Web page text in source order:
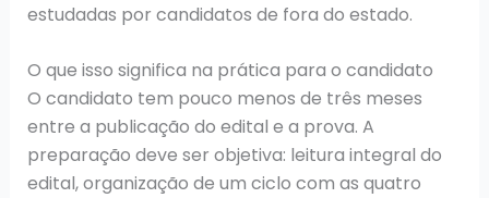
estudadas por candidatos de fora do estado.
O que isso significa na prática para o candidato
O candidato tem pouco menos de três meses
entre a publicação do edital e a prova. A
preparação deve ser objetiva: leitura integral do
edital, organização de um ciclo com as quatro